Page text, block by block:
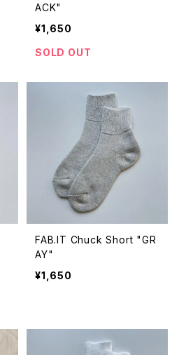
ACK"
¥1,650
SOLD OUT
FAB.IT Chuck Short "GR
AY"
¥1,650